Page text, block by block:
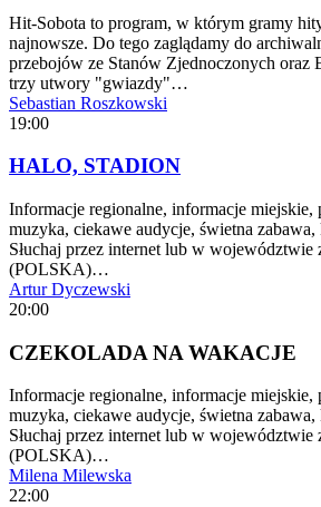
Hit-Sobota to program, w którym gramy
najnowsze. Do tego zaglądamy do
przebojów ze Stanów Zjednoczonych oraz
trzy utwory "gwiazdy"…
Sebastian Roszkowski
19:00
HALO, STADION
Informacje regionalne, informacje miejskie,
muzyka, ciekawe audycje, świetna
Słuchaj przez internet lub w województwie
(POLSKA)…
Artur Dyczewski
20:00
CZEKOLADA NA WAKACJE
Informacje regionalne, informacje miejskie,
muzyka, ciekawe audycje, świetna
Słuchaj przez internet lub w województwie
(POLSKA)…
Milena Milewska
22:00